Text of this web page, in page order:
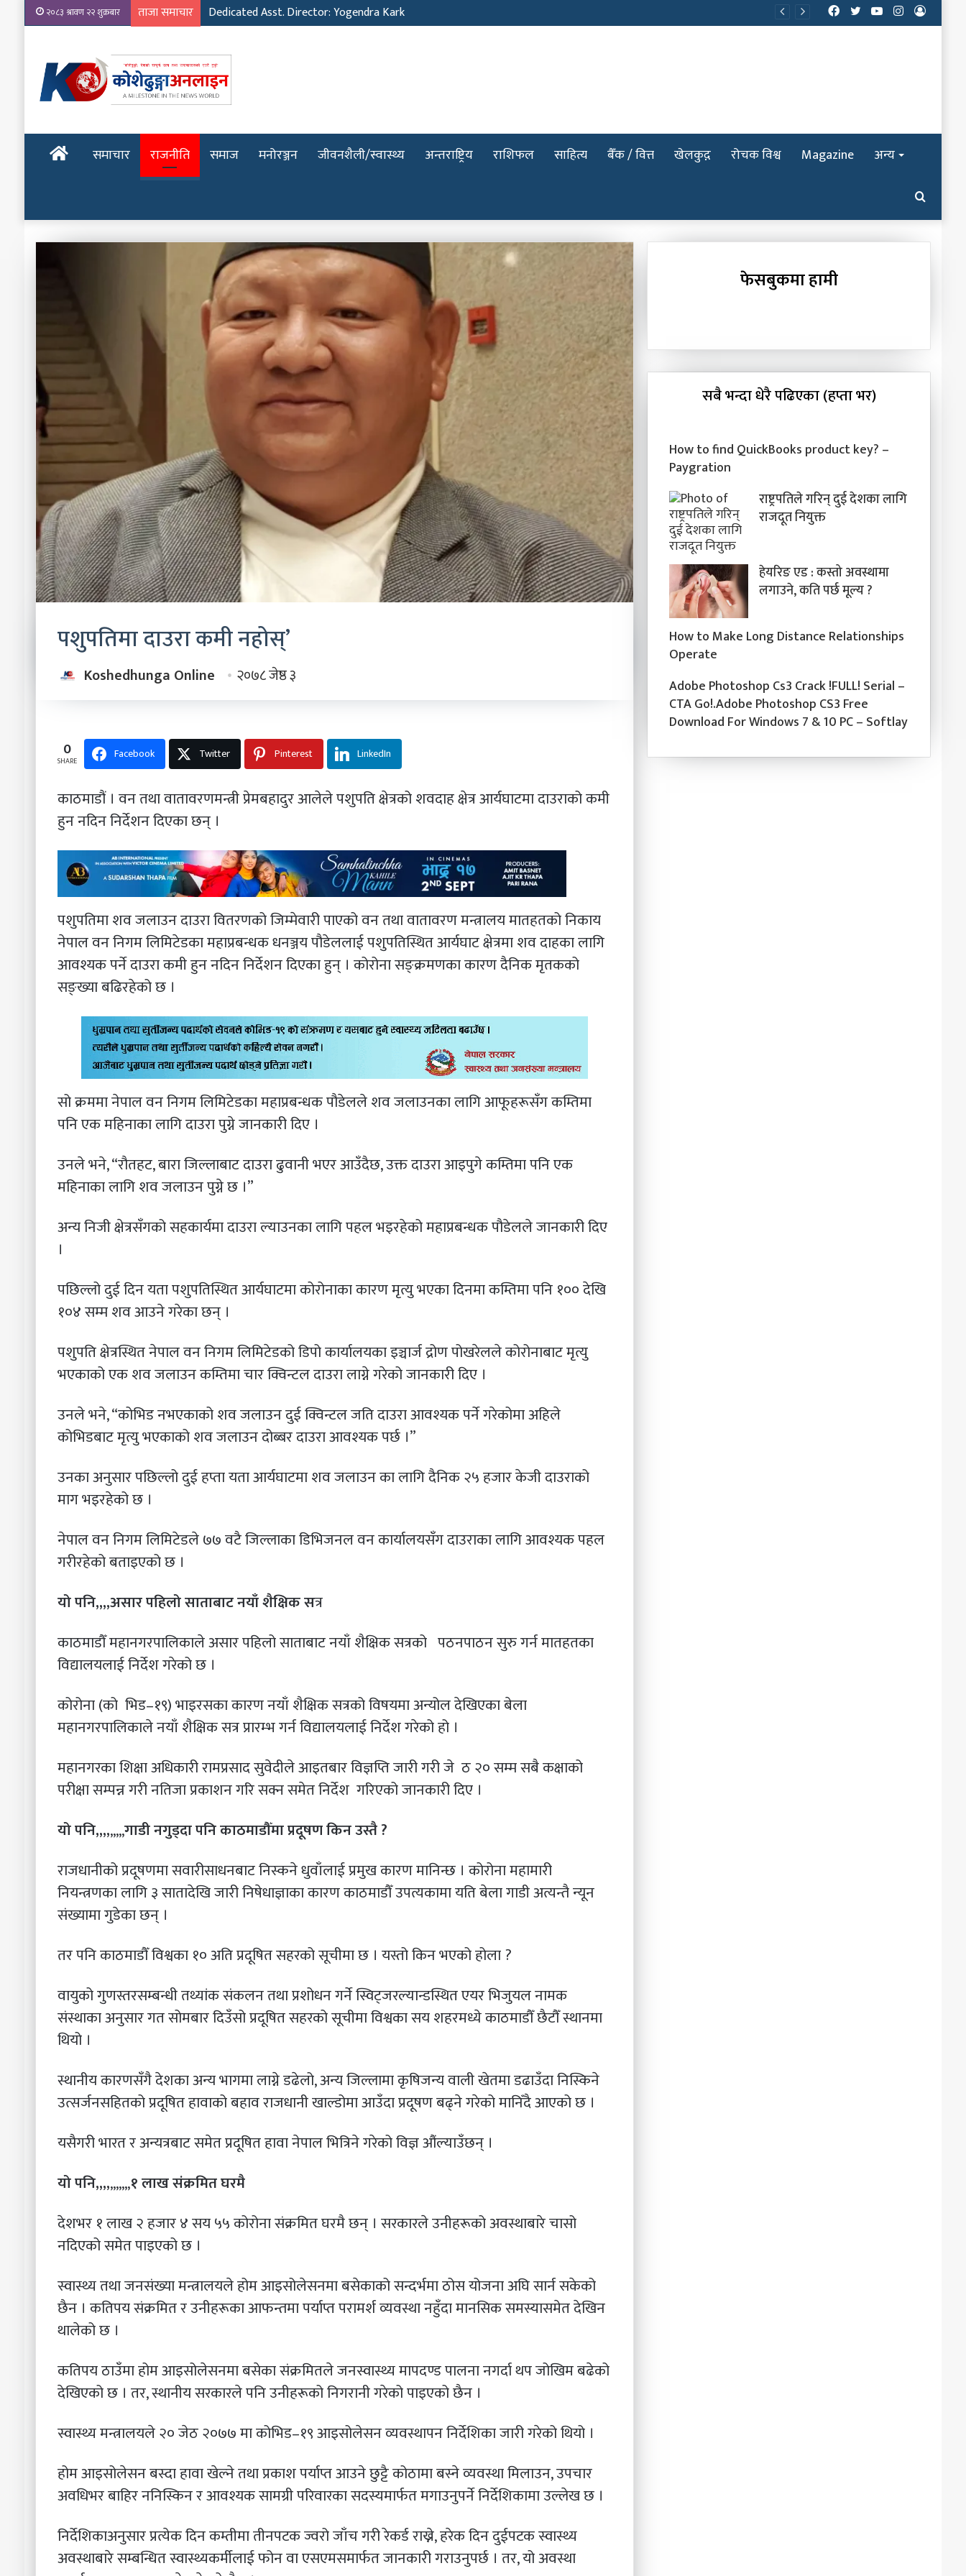
२०८३ श्रावण २२ शुक्रबार ताजा समाचार Dedicated Asst. Director: Yogendra Kark
Log
Instagram
YouTube
Twitter
Facebook
होमपेजसमाचार राजनीति समाज मनोरञ्जन जीवनशैली/स्वास्थ्य अन्तराष्ट्रिय राशिफल साहित्य बैँक / वित्त खेलकुद़़ रोचक विश्व Magazine अन्य
Search
for
पशुपतिमा दाउरा कमी नहोस्’
Koshedhunga Online २०७८ जेष्ठ ३
0
SHARE Facebook Twitter Pinterest LinkedIn
काठमाडौं । वन तथा वातावरणमन्त्री प्रेमबहादुर आलेले पशुपति क्षेत्रको शवदाह क्षेत्र आर्यघाटमा दाउराको कमी
हुन नदिन निर्देशन दिएका छन् ।
पशुपतिमा शव जलाउन दाउरा वितरणको जिम्मेवारी पाएको वन तथा वातावरण मन्त्रालय मातहतको निकाय
नेपाल वन निगम लिमिटेडका महाप्रबन्धक धनञ्जय पौडेललाई पशुपतिस्थित आर्यघाट क्षेत्रमा शव दाहका लागि
आवश्यक पर्ने दाउरा कमी हुन नदिन निर्देशन दिएका हुन् । कोरोना सङ्क्रमणका कारण दैनिक मृतकको
सङ्ख्या बढिरहेको छ ।
सो क्रममा नेपाल वन निगम लिमिटेडका महाप्रबन्धक पौडेलले शव जलाउनका लागि आफूहरूसँग कम्तिमा
पनि एक महिनाका लागि दाउरा पुग्ने जानकारी दिए ।
उनले भने, “रौतहट, बारा जिल्लाबाट दाउरा ढुवानी भएर आउँदैछ, उक्त दाउरा आइपुगे कम्तिमा पनि एक
महिनाका लागि शव जलाउन पुग्ने छ ।”
अन्य निजी क्षेत्रसँगको सहकार्यमा दाउरा ल्याउनका लागि पहल भइरहेको महाप्रबन्धक पौडेलले जानकारी दिए
।
पछिल्लो दुई दिन यता पशुपतिस्थित आर्यघाटमा कोरोनाका कारण मृत्यु भएका दिनमा कम्तिमा पनि १०० देखि
१०४ सम्म शव आउने गरेका छन् ।
पशुपति क्षेत्रस्थित नेपाल वन निगम लिमिटेडको डिपो कार्यालयका इञ्चार्ज द्रोण पोखरेलले कोरोनाबाट मृत्यु
भएकाको एक शव जलाउन कम्तिमा चार क्विन्टल दाउरा लाग्ने गरेको जानकारी दिए ।
उनले भने, “कोभिड नभएकाको शव जलाउन दुई क्विन्टल जति दाउरा आवश्यक पर्ने गरेकोमा अहिले
कोभिडबाट मृत्यु भएकाको शव जलाउन दोब्बर दाउरा आवश्यक पर्छ ।”
उनका अनुसार पछिल्लो दुई हप्ता यता आर्यघाटमा शव जलाउन का लागि दैनिक २५ हजार केजी दाउराको
माग भइरहेको छ ।
नेपाल वन निगम लिमिटेडले ७७ वटै जिल्लाका डिभिजनल वन कार्यालयसँग दाउराका लागि आवश्यक पहल
गरीरहेको बताइएको छ ।
यो पनि,,,,असार पहिलो साताबाट नयाँ शैक्षिक सत्र
काठमाडौँ महानगरपालिकाले असार पहिलो साताबाट नयाँ शैक्षिक सत्रको पठनपाठन सुरु गर्न मातहतका
विद्यालयलाई निर्देश गरेको छ ।
कोरोना (को भिड–१९) भाइरसका कारण नयाँ शैक्षिक सत्रको विषयमा अन्योल देखिएका बेला
महानगरपालिकाले नयाँ शैक्षिक सत्र प्रारम्भ गर्न विद्यालयलाई निर्देश गरेको हो ।
महानगरका शिक्षा अधिकारी रामप्रसाद सुवेदीले आइतबार विज्ञप्ति जारी गरी जे ठ २० सम्म सबै कक्षाको
परीक्षा सम्पन्न गरी नतिजा प्रकाशन गरि सक्न समेत निर्देश गरिएको जानकारी दिए ।
यो पनि,,,,,,,,,गाडी नगुड्दा पनि काठमाडौँमा प्रदूषण किन उस्तै?
राजधानीको प्रदूषणमा सवारीसाधनबाट निस्कने धुवाँलाई प्रमुख कारण मानिन्छ । कोरोना महामारी
नियन्त्रणका लागि ३ सातादेखि जारी निषेधाज्ञाका कारण काठमाडौँ उपत्यकामा यति बेला गाडी अत्यन्तै न्यून
संख्यामा गुडेका छन् ।
तर पनि काठमाडौँ विश्वका १० अति प्रदूषित सहरको सूचीमा छ । यस्तो किन भएको होला ?
वायुको गुणस्तरसम्बन्धी तथ्यांक संकलन तथा प्रशोधन गर्ने स्विट्जरल्यान्डस्थित एयर भिजुयल नामक
संस्थाका अनुसार गत सोमबार दिउँसो प्रदूषित सहरको सूचीमा विश्वका सय शहरमध्ये काठमाडौँ छैटौँ स्थानमा
थियो ।
स्थानीय कारणसँगै देशका अन्य भागमा लाग्ने डढेलो, अन्य जिल्लामा कृषिजन्य वाली खेतमा डढाउँदा निस्किने
उत्सर्जनसहितको प्रदूषित हावाको बहाव राजधानी खाल्डोमा आउँदा प्रदूषण बढ्ने गरेको मानिँदै आएको छ ।
यसैगरी भारत र अन्यत्रबाट समेत प्रदूषित हावा नेपाल भित्रिने गरेको विज्ञ औंल्याउँछन् ।
यो पनि,,,,,,,,,,,१ लाख संक्रमित घरमै
देशभर १ लाख २ हजार ४ सय ५५ कोरोना संक्रमित घरमै छन् । सरकारले उनीहरूको अवस्थाबारे चासो
नदिएको समेत पाइएको छ ।
स्वास्थ्य तथा जनसंख्या मन्त्रालयले होम आइसोलेसनमा बसेकाको सन्दर्भमा ठोस योजना अघि सार्न सकेको
छैन । कतिपय संक्रमित र उनीहरूका आफन्तमा पर्याप्त परामर्श व्यवस्था नहुँदा मानसिक समस्यासमेत देखिन
थालेको छ ।
कतिपय ठाउँमा होम आइसोलेसनमा बसेका संक्रमितले जनस्वास्थ्य मापदण्ड पालना नगर्दा थप जोखिम बढेको
देखिएको छ । तर, स्थानीय सरकारले पनि उनीहरूको निगरानी गरेको पाइएको छैन ।
स्वास्थ्य मन्त्रालयले २० जेठ २०७७ मा कोभिड–१९ आइसोलेसन व्यवस्थापन निर्देशिका जारी गरेको थियो ।
होम आइसोलेसन बस्दा हावा खेल्ने तथा प्रकाश पर्याप्त आउने छुट्टै कोठामा बस्ने व्यवस्था मिलाउन, उपचार
अवधिभर बाहिर ननिस्किन र आवश्यक सामग्री परिवारका सदस्यमार्फत मगाउनुपर्ने निर्देशिकामा उल्लेख छ ।
निर्देशिकाअनुसार प्रत्येक दिन कम्तीमा तीनपटक ज्वरो जाँच गरी रेकर्ड राख्ने, हरेक दिन दुईपटक स्वास्थ्य
अवस्थाबारे सम्बन्धित स्वास्थ्यकर्मीलाई फोन वा एसएमसमार्फत जानकारी गराउनुपर्छ । तर, यो अवस्था
फेसबुकमा हामी
सबै भन्दा धेरै पढिएका (हप्ता भर)
How to find QuickBooks product key? –
Paygration
राष्ट्रपतिले गरिन् दुई देशका लागि
राजदूत नियुक्त
हेयरिङ एड : कस्तो अवस्थामा
लगाउने, कति पर्छ मूल्य ?
How to Make Long Distance Relationships
Operate
Adobe Photoshop Cs3 Crack !FULL! Serial –
CTA Go!.Adobe Photoshop CS3 Free
Download For Windows 7 & 10 PC – Softlay